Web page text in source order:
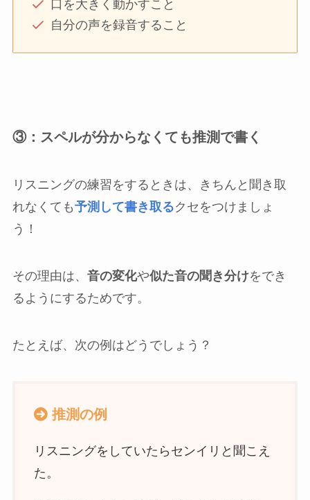
口を大きく動かすこと
自分の声を録音すること
③：スペルが分からなくても推測で書く
リスニングの練習をするときは、きちんと聞き取
れなくても予測して書き取るクセをつけましょ
う！
その理由は、 音の変化や似た音の聞き分けをでき
るようにするためです。
たとえば、次の例はどうでしょう？
推測の例
リスニングをしていたらセンイリと聞こえ
た。